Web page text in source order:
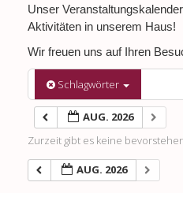
Unser
Aktivitäten in unserem Haus!
Wir freuen uns auf Ihren
Schlagwörter
AUG. 2026
Zurzeit gibt es keine
AUG. 2026